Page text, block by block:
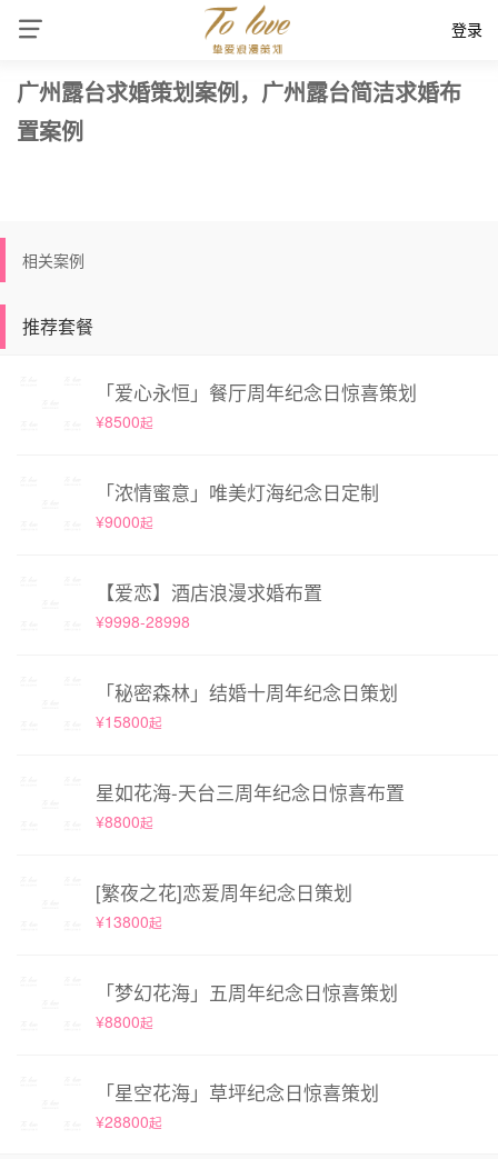
登录
广州露台求婚策划案例，广州露台简洁求婚布
置案例
相关案例
推荐套餐
「爱心永恒」餐厅周年纪念日惊喜策划
¥8500起
「浓情蜜意」唯美灯海纪念日定制
¥9000起
【爱恋】酒店浪漫求婚布置
¥9998-28998
「秘密森林」结婚十周年纪念日策划
¥15800起
星如花海-天台三周年纪念日惊喜布置
¥8800起
[繁夜之花]恋爱周年纪念日策划
¥13800起
「梦幻花海」五周年纪念日惊喜策划
¥8800起
「星空花海」草坪纪念日惊喜策划
¥28800起